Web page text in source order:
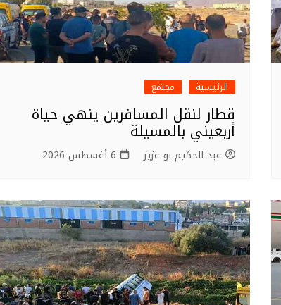
الرئيسية مجتمع
قطار لنقل المسافرين ينهي حياة
أربعيني بالمسيلة
عبد الحكيم بو عزيز 6 أغسطس 2026